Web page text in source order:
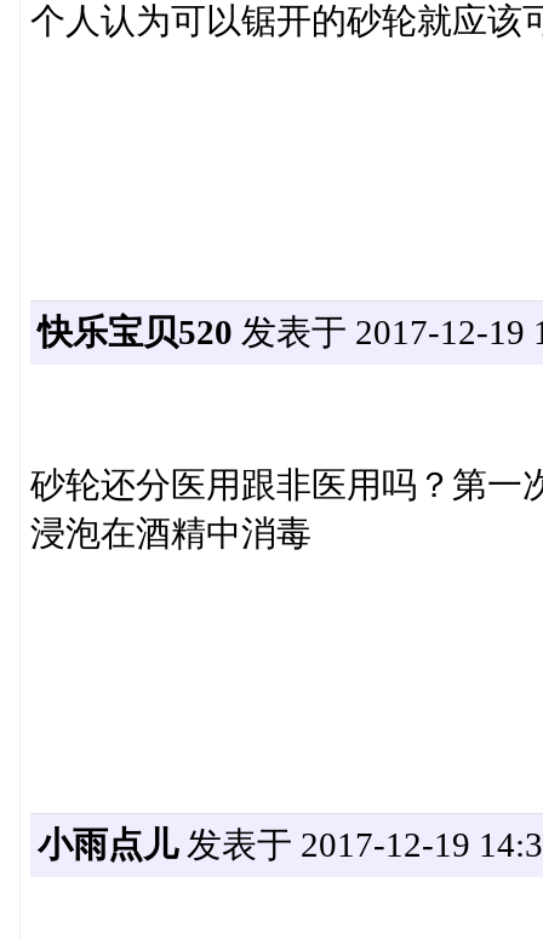
个人认为可以锯开的砂轮就应该
快乐宝贝520 发表于 2017-12-19
砂轮还分医用跟非医用吗？第一
浸泡在酒精中消毒
小雨点儿发表于 2017-12-19